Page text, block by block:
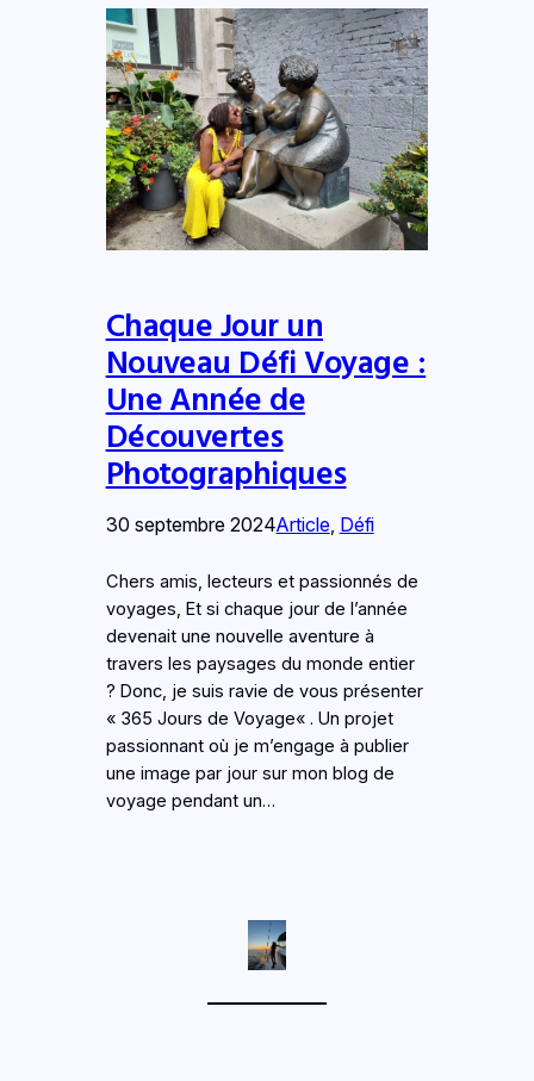
Chaque Jour un
Nouveau Défi Voyage :
Une Année de
Découvertes
Photographiques
30 septembre 2024Article, Défi
Chers amis, lecteurs et passionnés de
voyages, Et si chaque jour de l’année
devenait une nouvelle aventure à
travers les paysages du monde entier
? Donc, je suis ravie de vous présenter
« 365 Jours de Voyage« . Un projet
passionnant où je m’engage à publier
une image par jour sur mon blog de
voyage pendant un…